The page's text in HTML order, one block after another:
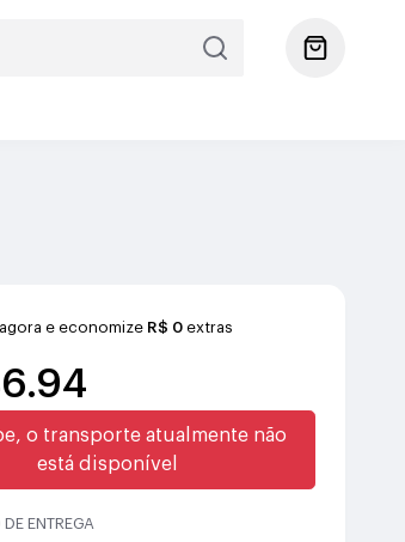
e economize R$ 0extras
o transporte atualmente não
está disponível
ENTREGA